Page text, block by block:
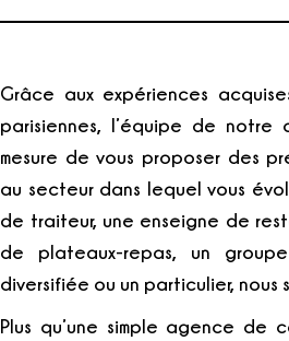
Grâce aux expériences
parisiennes, l’équipe de notre
mesure de vous proposer des
au secteur dans lequel vous
de traiteur, une enseigne de
de plateaux-repas, un
diversifiée ou un particulier, nous
Plus qu’une simple agence de